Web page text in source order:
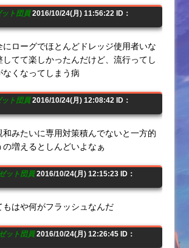
ト団員2016/10/24(月) 11:56:22 ID：
にローグでほとんどドレッジ使用者いな
てて楽しかったんだけど、流行ってし
なくなってしまう病
ト団員2016/10/24(月) 12:08:42 ID：
和みたいに専用対策積んでないと一方的
の増えるとしんどいよなぁ
ット団員2016/10/24(月) 12:15:23 ID：
もはや何がフラッシュなんだ
ット団員2016/10/24(月) 12:26:45 ID：